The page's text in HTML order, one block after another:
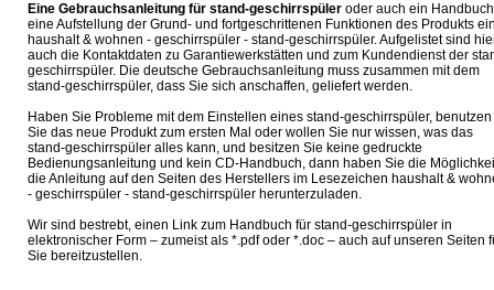
Eine Gebrauchsanleitung für stand-geschirrspüleroder auch ein
eine Aufstellung der Grund- und fortgeschrittenen Funktionen des Produkts
haushalt & wohnen - geschirrspüler - stand-geschirrspüler. Aufgelistet sind
auch die Kontaktdaten zu Garantiewerkstätten und zum Kundendienst der
geschirrspüler. Die deutsche Gebrauchsanleitung muss zusammen mit dem
stand-geschirrspüler, dass Sie sich anschaffen, geliefert werden.
Haben Sie Probleme mit dem Einstellen eines stand-geschirrspüler, benutzen
Sie das neue Produkt zum ersten Mal oder wollen Sie nur wissen, was das
stand-geschirrspüler alles kann, und besitzen Sie keine gedruckte
Bedienungsanleitung und kein CD-Handbuch, dann haben Sie die
die Anleitung auf den Seiten des Herstellers im Lesezeichen haushalt &
- geschirrspüler - stand-geschirrspüler herunterzuladen.
Wir sind bestrebt, einen Link zum Handbuch für stand-geschirrspüler in
elektronischer Form – zumeist als *.pdf oder *.doc – auch auf unseren Seiten
Sie bereitzustellen.